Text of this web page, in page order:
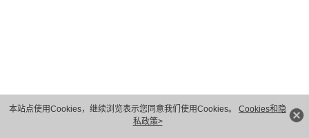
本站点使用Cookies，继续浏览表示您同意我们使用Cookies。 Cookies和隐
私政策>
版权所有 © 华为技术有限公司 1998-2026。 保留一切权利。粤A2-20044005号
隐私保护
法律声明